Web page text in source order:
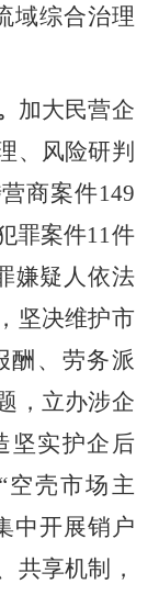
域综合治理
加大民营企
、风险研判
商案件149
罪案件11 件
嫌疑人依法
坚决维护市
酬、劳务派
，立办涉企
坚实护企后
“空壳市场主
中开展销户
共享机制，